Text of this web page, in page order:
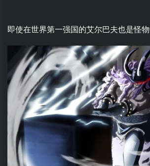
即使在世界第一强国的艾尔巴夫也是怪物